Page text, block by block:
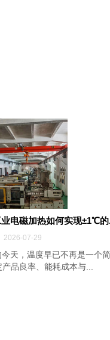
电磁加热如何实现±1℃
2026-07-29
天，温度早已不再是一个
品良率、能耗成本与...